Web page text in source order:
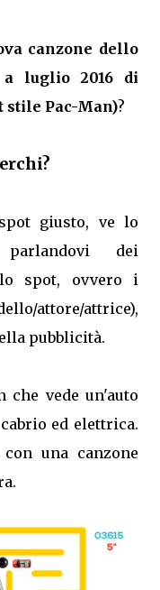
canzone dello
luglio 2016 di
stile Pac-Man)?
giusto, ve lo
parlandovi dei
spot, ovvero i
attore/attrice),
pubblicità.
che vede un'auto
ed elettrica.
una canzone